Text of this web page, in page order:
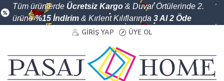
Tüm ürünlerde Ücretsiz Kargo& Duvar Örtülerinde 2.
ürüne%15 İndirim & Kırlent Kılıflarında 3 Al 2 Öde
GIRIŞ YAP ÜYE OL